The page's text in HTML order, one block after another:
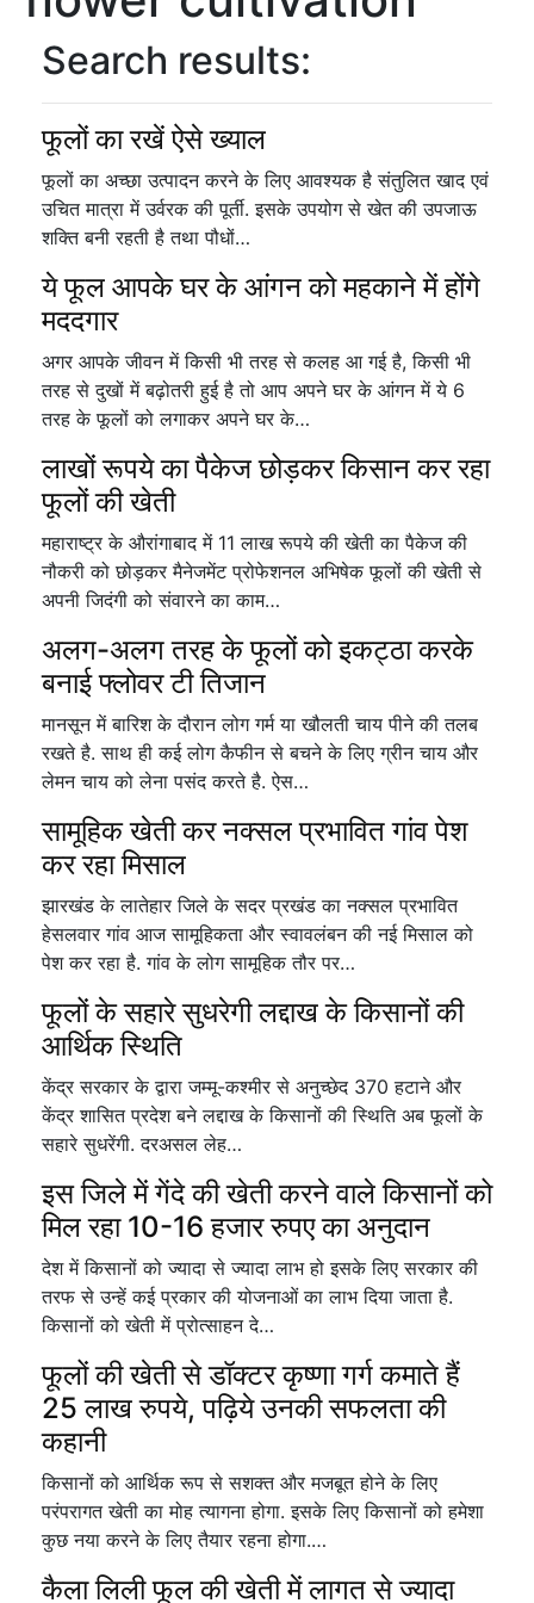
Search results:
फूलों का रखें ऐसे ख्याल
फूलों का अच्छा उत्पादन करने के लिए आवश्यक है संतुलित खाद एवं
उचित मात्रा में उर्वरक की पूर्ती. इसके उपयोग से खेत की उपजाऊ
शक्ति बनी रहती है तथा पौधों…
ये फूल आपके घर के आंगन को महकाने में होंगे
मददगार
अगर आपके जीवन में किसी भी तरह से कलह आ गई है, किसी भी
तरह से दुखों में बढ़ोतरी हुई है तो आप अपने घर के आंगन में ये 6
तरह के फूलों को लगाकर अपने घर के…
लाखों रूपये का पैकेज छोड़कर किसान कर रहा
फूलों की खेती
महाराष्ट्र के औरांगाबाद में 11 लाख रूपये की खेती का पैकेज की
नौकरी को छोड़कर मैनेजमेंट प्रोफेशनल अभिषेक फूलों की खेती से
अपनी जिदंगी को संवारने का काम…
अलग-अलग तरह के फूलों को इकट्ठा करके
बनाई फ्लोवर टी तिजान
मानसून में बारिश के दौरान लोग गर्म या खौलती चाय पीने की तलब
रखते है. साथ ही कई लोग कैफीन से बचने के लिए ग्रीन चाय और
लेमन चाय को लेना पसंद करते है. ऐस…
सामूहिक खेती कर नक्सल प्रभावित गांव पेश
कर रहा मिसाल
झारखंड के लातेहार जिले के सदर प्रखंड का नक्सल प्रभावित
हेसलवार गांव आज सामूहिकता और स्वावलंबन की नई मिसाल को
पेश कर रहा है. गांव के लोग सामूहिक तौर पर…
फूलों के सहारे सुधरेगी लद्दाख के किसानों की
आर्थिक स्थिति
केंद्र सरकार के द्वारा जम्मू-कश्मीर से अनुच्छेद 370 हटाने और
केंद्र शासित प्रदेश बने लद्दाख के किसानों की स्थिति अब फूलों के
सहारे सुधरेंगी. दरअसल लेह…
इस जिले में गेंदे की खेती करने वाले किसानों को
मिल रहा 10-16 हजार रुपए का अनुदान
देश में किसानों को ज्यादा से ज्यादा लाभ हो इसके लिए सरकार की
तरफ से उन्हें कई प्रकार की योजनाओं का लाभ दिया जाता है.
किसानों को खेती में प्रोत्साहन दे…
फूलों की खेती से डॉक्टर कृष्णा गर्ग कमाते हैं
25 लाख रुपये, पढ़िये उनकी सफलता की
कहानी
किसानों को आर्थिक रूप से सशक्त और मजबूत होने के लिए
परंपरागत खेती का मोह त्यागना होगा. इसके लिए किसानों को हमेशा
कुछ नया करने के लिए तैयार रहना होगा.…
कैला लिली फूल की खेती में लागत से ज्यादा